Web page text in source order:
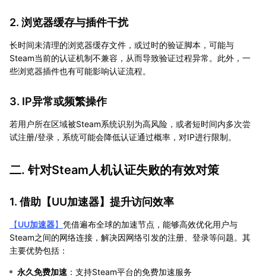
2. 浏览器缓存与插件干扰
长时间未清理的浏览器缓存文件，或过时的验证脚本，可能与
Steam当前的认证机制不兼容，从而导致验证过程异常。此外，一
些浏览器插件也有可能影响认证流程。
3. IP异常或频繁操作
若用户所在区域被Steam系统识别为高风险，或者短时间内多次尝
试注册/登录，系统可能会降低认证通过概率，对IP进行限制。
二. 针对Steam人机认证失败的有效对策
1. 借助【UU加速器】提升访问效率
【UU加速器】 凭借遍布全球的加速节点，能够高效优化用户与
Steam之间的网络连接，解决因网络引发的注册、登录等问题。其
主要优势包括：
永久免费加速 ：支持Steam平台的免费加速服务